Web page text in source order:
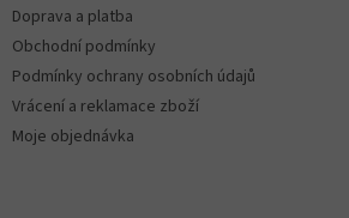
Doprava a platba
Obchodní podmínky
Podmínky ochrany osobních údajů
Vrácení a reklamace zboží
Moje objednávka